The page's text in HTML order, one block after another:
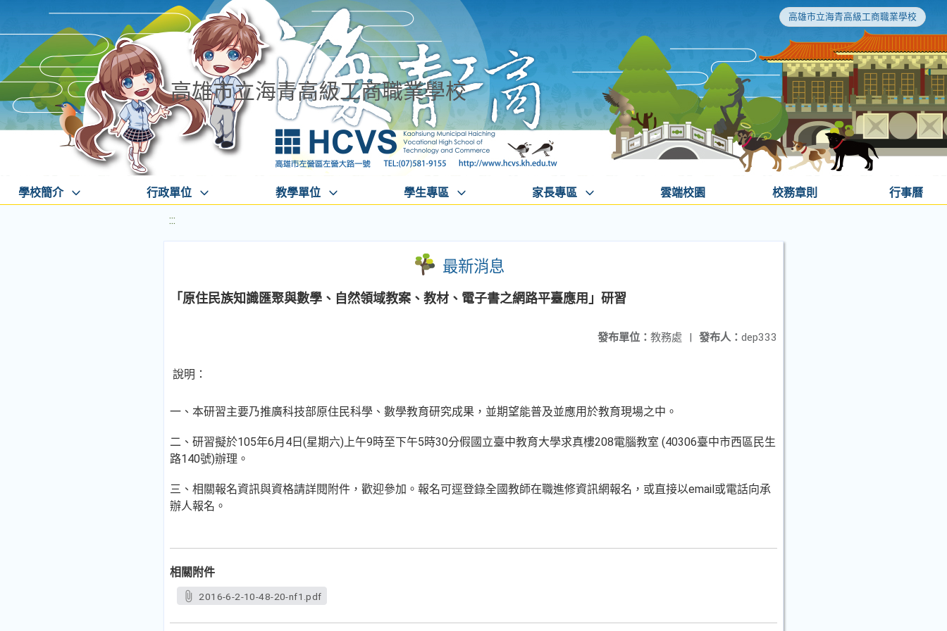
高雄市立海青高級工商職業學校
高雄市立海青高級工商職業學校
學校簡介 行政單位 教學單位 學生專區 家長專區 雲端校園 校務章則 行事曆
:::
最新消息
「原住民族知識匯聚與數學、自然領域教案、教材、電子書之網路平臺應用」研習
發布人： dep333
發布單位： 教務處 |
說明：
一、本研習主要乃推廣科技部原住民科學、數學教育研究成果，並期望能普及並應用於教育現場之中。
二、研習擬於105年6月4日(星期六)上午9時至下午5時30分假國立臺中教育大學求真樓208電腦教室 (40306臺中市西區民生
路140號)辦理。
三、相關報名資訊與資格請詳閱附件，歡迎參加。報名可逕登錄全國教師在職進修資訊網報名，或直接以email或電話向承
辦人報名。
相關附件
2016-6-2-10-48-20-nf1.pdf